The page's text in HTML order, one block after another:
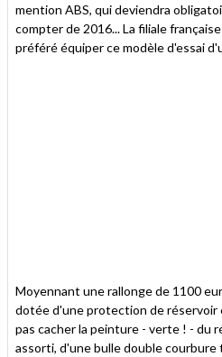
mention ABS, qui deviendra
compter de 2016... La filiale
préféré équiper ce modèle d'essai
Moyennant une rallonge de 1100
dotée d'une protection de réservoir
pas cacher la peinture - verte ! - du
assorti, d'une bulle double